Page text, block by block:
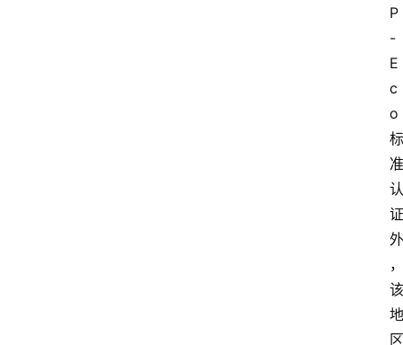
P
-
E
c
o
标
准
认
证
外
，
该
地
区